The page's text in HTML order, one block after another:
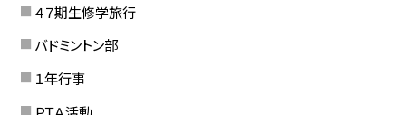
４７期生修学旅行
バドミントン部
１年行事